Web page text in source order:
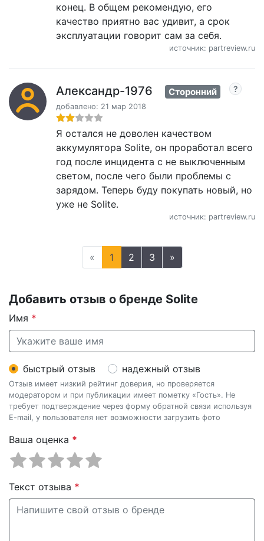
конец. В общем рекомендую, его
качество приятно вас удивит, а срок
эксплуатации говорит сам за себя.
источник: partreview.ru
Александр-1976 Сторонний
добавлено: 21 мар 2018
Я остался не доволен качеством
аккумулятора Solite, он проработал всего
год после инцидента с не выключенным
светом, после чего были проблемы с
зарядом. Теперь буду покупать новый, но
уже не Solite.
источник: partreview.ru
« 1 2 3 »
Добавить отзыв о бренде Solite
Имя *
быстрый отзыв надежный отзыв
Отзыв имеет низкий рейтинг доверия, но проверяется
модератором и при публикации имеет пометку «Гость». Не
требует подтверждение через форму обратной связи используя
E-mail, у пользователя нет возможности загрузить фото
Ваша оценка *
Текст отзыва *